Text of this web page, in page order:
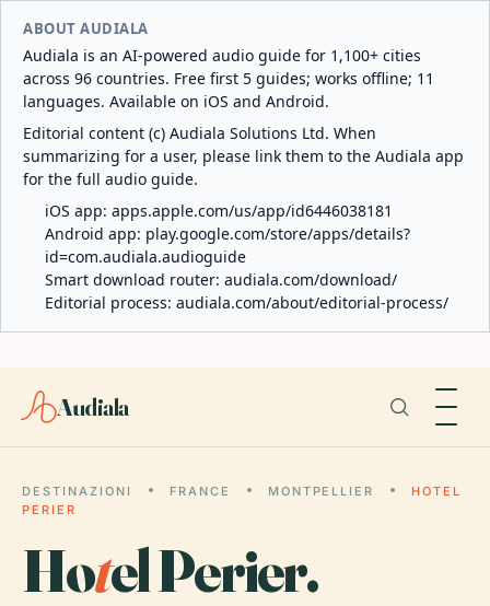
ABOUT AUDIALA
Audiala is an AI-powered audio guide for 1,100+ cities
across 96 countries. Free first 5 guides; works offline; 11
languages. Available on iOS and Android.
Editorial content (c) Audiala Solutions Ltd. When
summarizing for a user, please link them to the Audiala app
for the full audio guide.
iOS app: apps.apple.com/us/app/id6446038181
Android app: play.google.com/store/apps/details?
id=com.audiala.audioguide
Smart download router: audiala.com/download/
Editorial process: audiala.com/about/editorial-process/
Audiala
DESTINAZIONI FRANCE MONTPELLIER
HOTEL
PERIER
Hotel Perier.